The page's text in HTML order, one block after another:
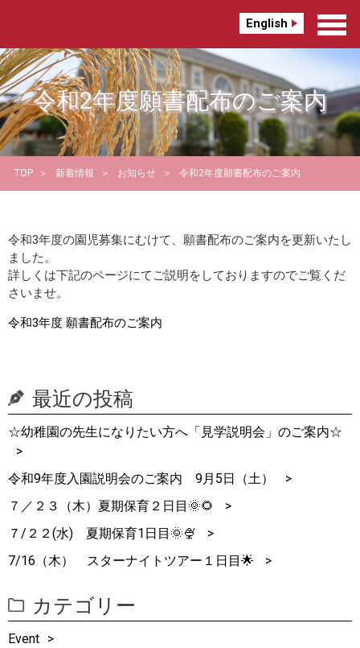
English
令和2年度願書配布のご案内
TOP 新着情報 お知らせ 令和2年度願書配布のご案内
令和3年度の園児募集にむけて、願書配布のご案内を更新いたし
ました。
詳しくは下記のページにてご説明をしておりますのでご覧くだ
さいませ。
令和3年度 願書配布のご案内
最近の投稿
☆幼稚園の先生になりたい方へ「見学説明会」のご案内☆
令和9年度入園説明会のご案内 9月5日（土）
７／２３（木）夏期保育２日目🌞🌻
７/２２(水) 夏期保育1日目🌞🍨
7/16（木） スターナイトツアー１日目🌟
カテゴリー
Event